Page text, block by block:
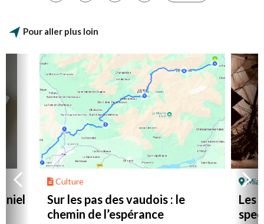
Pour aller plus loin
Culture
Sur les pas des vaudois : le
chemin de l’espérance
Les